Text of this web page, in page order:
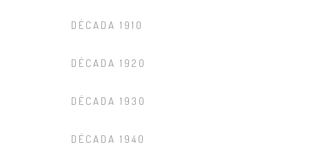
DÉCADA 1910
DÉCADA 1920
DÉCADA 1930
DÉCADA 1940